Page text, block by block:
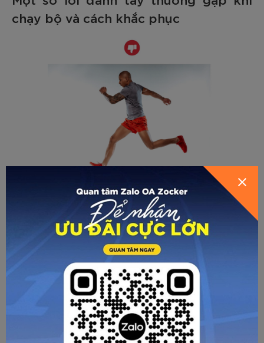
chạy bộ và cách khắc phục
- Lỗi đánh tay chéo người: Khiến cơ thể mất thăng bằng,
lãng phí năng lượng. Biện pháp khắc phục là tập trung vào
việc giữ tay di chuyển theo trục thẳng, tưởng tượng như
đường thẳng ở giữa ngực chia cơ thể thành 2 nửa.
- Lỗi vai căng cứng: Khiến bộ phận này bị mỏi, cản trở sự
thư giãn. Biện pháp khắc phục là thả lỏng vai cùng với tay,
tránh nhấc vai lên quá cao.
- Đánh tay quá thấp hoặc quá cao: Khiến giảm hiệu quả
chuyển động. Khắc phục bằng cách điều chỉnh biên độ tay
về mức ngang cằm cho tới ngang hông.
- Góc khuỷu tay không cố định: Khiến mất kiểm soát và